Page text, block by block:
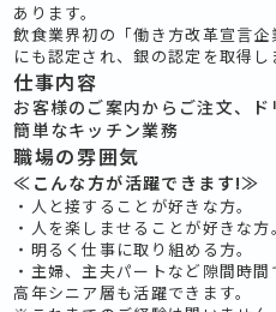
あります。
飲食業界初の「働き方改革宣言
にも認定され、銀の認定を取得し
仕事内容
お客様のご案内からご注文、ド
簡単なキッチン業務
職場の雰囲気
≪こんな方が活躍できます!≫
・人と接することが好きな方。
・人を楽しませることが好きな方。
・明るく仕事に取り組める方。
・主婦、主夫パートなど隙間時
高年シニア層も活躍できます。